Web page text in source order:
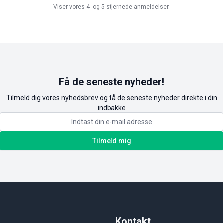
Viser vores 4- og 5-stjernede anmeldelser.
Få de seneste nyheder!
Tilmeld dig vores nyhedsbrev og få de seneste nyheder direkte i din
indbakke
Tilmeld mig